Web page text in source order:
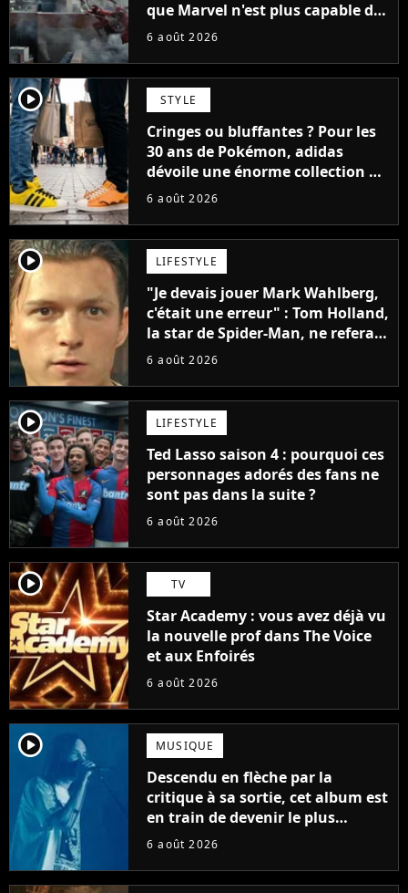
que Marvel n'est plus capable de
faire quoi que ce soit de simple
6 août 2026
player2 STYLE
Cringes ou bluffantes ? Pour les
30 ans de Pokémon, adidas
dévoile une énorme collection de
sneakers et je ne sais pas quoi en
6 août 2026
player2 LIFESTYLE
"Je devais jouer Mark Wahlberg,
c'était une erreur" : Tom Holland,
la star de Spider-Man, ne referait
pas ce blockbuster
6 août 2026
player2 LIFESTYLE
Ted Lasso saison 4 : pourquoi ces
personnages adorés des fans ne
sont pas dans la suite ?
6 août 2026
player2 TV
Star Academy : vous avez déjà vu
la nouvelle prof dans The Voice
et aux Enfoirés
6 août 2026
player2 MUSIQUE
Descendu en flèche par la
critique à sa sortie, cet album est
en train de devenir le plus
populaire de son auteur
6 août 2026